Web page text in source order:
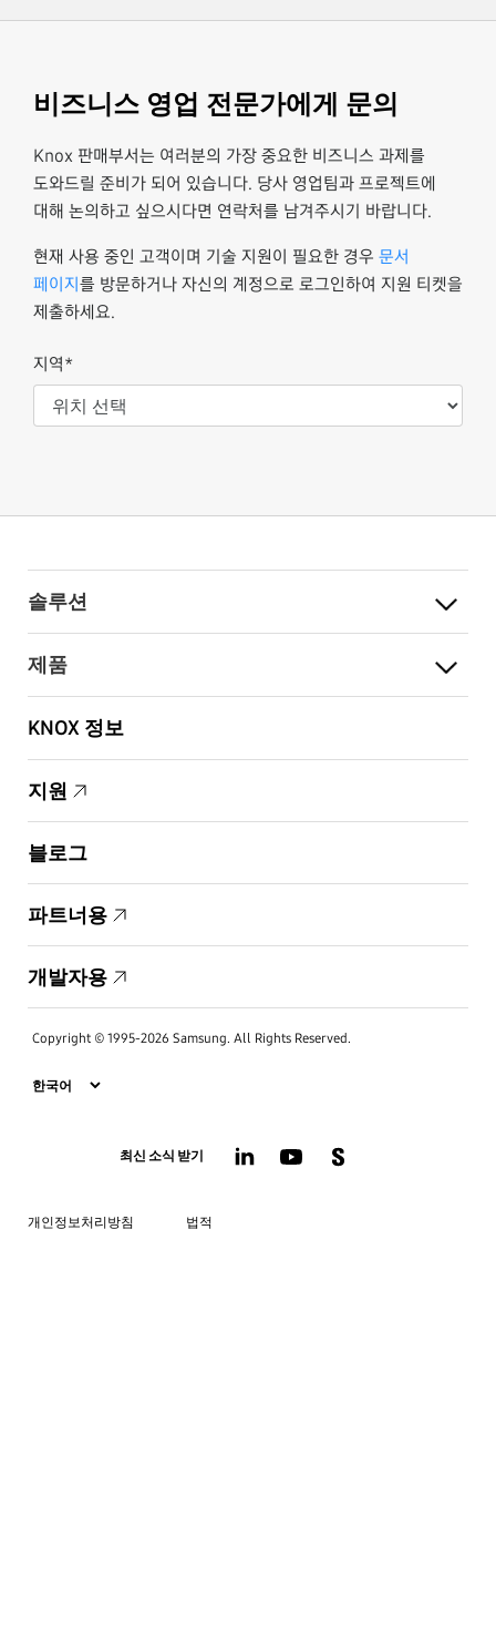
비즈니스 영업 전문가에게 문의
Knox 판매부서는 여러분의 가장 중요한 비즈니스 과제를
도와드릴 준비가 되어 있습니다. 당사 영업팀과 프로젝트에
대해 논의하고 싶으시다면 연락처를 남겨주시기 바랍니다.
현재 사용 중인 고객이며 기술 지원이 필요한 경우 문서
페이지를 방문하거나 자신의 계정으로 로그인하여 지원 티켓을
제출하세요.
지역*
솔루션
제품
KNOX 정보
지원
블로그
파트너용
개발자용
Copyright © 1995-2026 Samsung. All Rights Reserved.
최신 소식 받기
개인정보처리방침 법적